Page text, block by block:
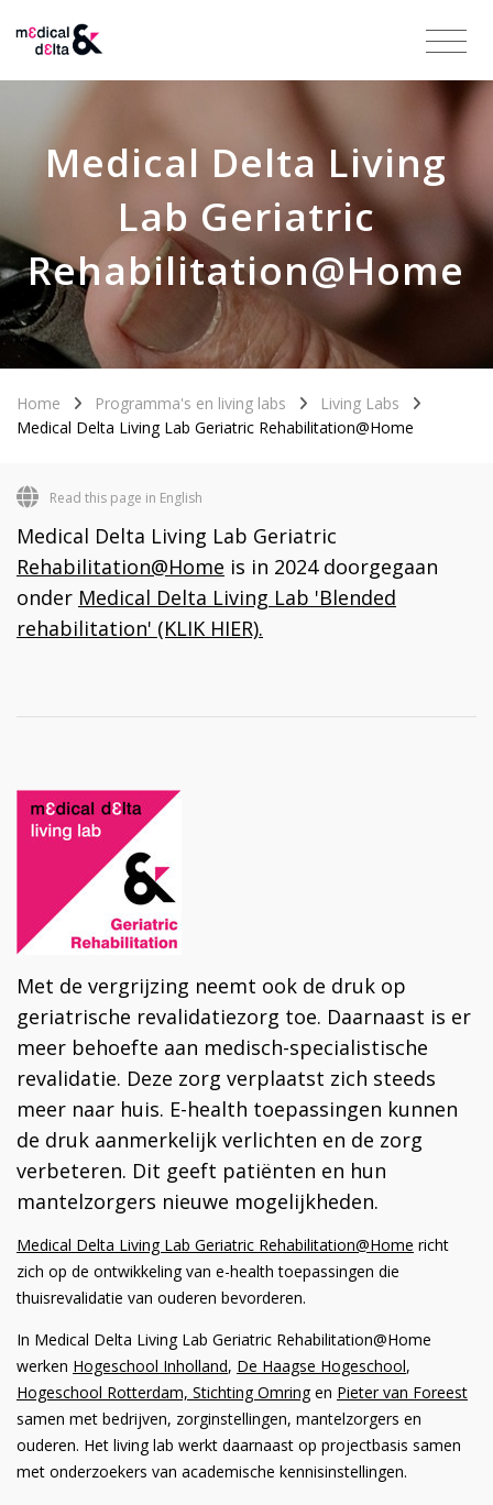
Medical Delta Living
Lab Geriatric
Rehabilitation@Home
Home Programma's en living labs
Living Labs
Medical Delta Living Lab Geriatric Rehabilitation@Home
Read this page in English
Medical Delta Living Lab Geriatric
Rehabilitation@Home is in 2024 doorgegaan
onder Medical Delta Living Lab 'Blended
rehabilitation' (KLIK HIER).
Met de vergrijzing neemt ook de druk op
geriatrische revalidatiezorg toe. Daarnaast is er
meer behoefte aan medisch-specialistische
revalidatie. Deze zorg verplaatst zich steeds
meer naar huis. E-health toepassingen kunnen
de druk aanmerkelijk verlichten en de zorg
verbeteren. Dit geeft patiënten en hun
mantelzorgers nieuwe mogelijkheden.
Medical Delta Living Lab Geriatric Rehabilitation@Home richt
zich op de ontwikkeling van e-health toepassingen die
thuisrevalidatie van ouderen bevorderen.
In Medical Delta Living Lab Geriatric Rehabilitation@Home
werken Hogeschool Inholland, De Haagse Hogeschool,
Hogeschool Rotterdam, Stichting Omringen Pieter van Foreest
samen met bedrijven, zorginstellingen, mantelzorgers en
ouderen. Het living lab werkt daarnaast op projectbasis samen
met onderzoekers van academische kennisinstellingen.